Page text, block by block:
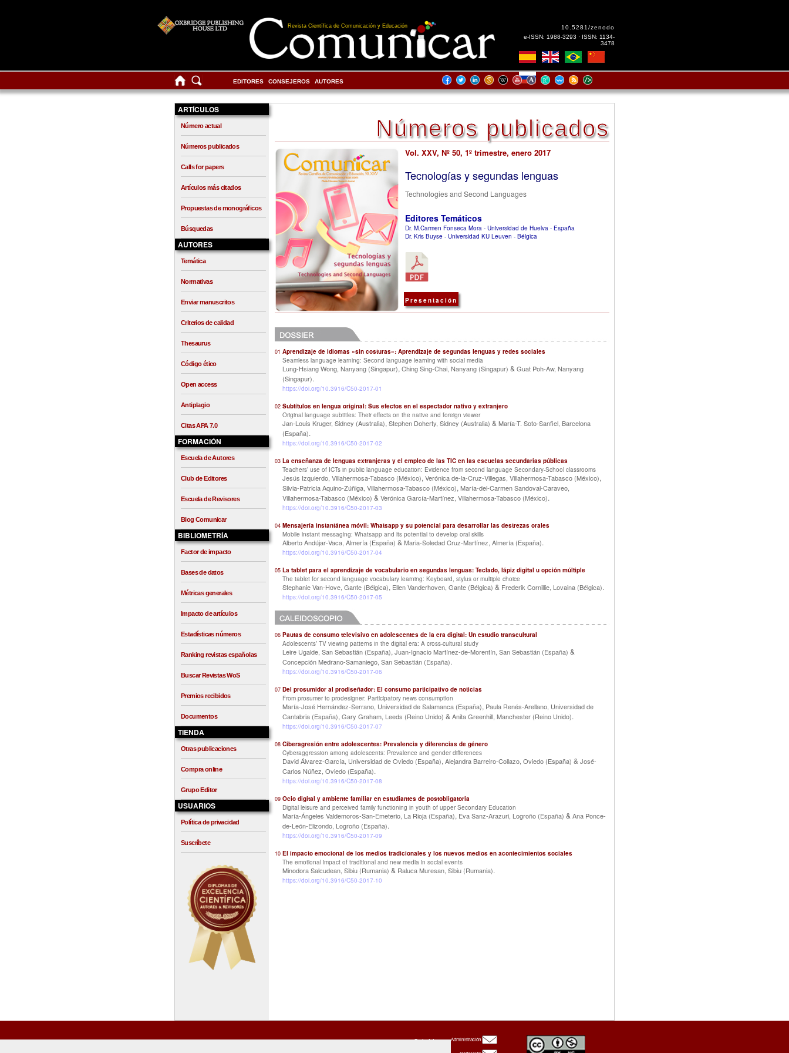
Revista Científica de Comunicación y Educación
10.5281/zenodo
e-ISSN: 1988-3293 · ISSN: 1134-
3478
EDITORES CONSEJEROS AUTORES
ARTÍCULOS
Número actual
Números publicados
Calls for papers
Artículos más citados
Propuestas de monográficos
Búsquedas
AUTORES
Temática
Normativas
Enviar manuscritos
Criterios de calidad
Thesaurus
Código ético
Open access
Antiplagio
Citas APA 7.0
FORMACIÓN
Escuela de Autores
Club de Editores
Escuela de Revisores
Blog Comunicar
BIBLIOMETRÍA
Factor de impacto
Bases de datos
Métricas generales
Impacto de artículos
Estadísticas números
Ranking revistas españolas
Buscar Revistas WoS
Premios recibidos
Documentos
TIENDA
Otras publicaciones
Compra online
Grupo Editor
USUARIOS
Política de privacidad
Suscríbete
Números publicados
Vol. XXV, Nº 50, 1º trimestre, enero 2017
Tecnologías y segundas lenguas
Technologies and Second Languages
Editores Temáticos
Dr. M.Carmen Fonseca Mora - Universidad de Huelva - España
Dr. Kris Buyse - Universidad KU Leuven - Bélgica
Presentación
01 Aprendizaje de idiomas «sin costuras»: Aprendizaje de segundas lenguas y redes sociales
Seamless language learning: Second language learning with social media
Lung-Hsiang Wong, Nanyang (Singapur), Ching Sing-Chai, Nanyang (Singapur) & Guat Poh-Aw, Nanyang
(Singapur).
https://doi.org/10.3916/C50-2017-01
02 Subtítulos en lengua original: Sus efectos en el espectador nativo y extranjero
Original language subtitles: Their effects on the native and foreign viewer
Jan-Louis Kruger, Sidney (Australia), Stephen Doherty, Sidney (Australia) & María-T. Soto-Sanfiel, Barcelona
(España).
https://doi.org/10.3916/C50-2017-02
03 La enseñanza de lenguas extranjeras y el empleo de las TIC en las escuelas secundarias públicas
Teachers’ use of ICTs in public language education: Evidence from second language Secondary-School classrooms
Jesús Izquierdo, Villahermosa-Tabasco (México), Verónica de-la-Cruz-Villegas, Villahermosa-Tabasco (México),
Silvia-Patricia Aquino-Zúñiga, Villahermosa-Tabasco (México), María-del-Carmen Sandoval-Caraveo,
Villahermosa-Tabasco (México) & Verónica García-Martínez, Villahermosa-Tabasco (México).
https://doi.org/10.3916/C50-2017-03
04 Mensajería instantánea móvil: Whatsapp y su potencial para desarrollar las destrezas orales
Mobile instant messaging: Whatsapp and its potential to develop oral skills
Alberto Andújar-Vaca, Almería (España) & Maria-Soledad Cruz-Martínez, Almería (España).
https://doi.org/10.3916/C50-2017-04
05 La tablet para el aprendizaje de vocabulario en segundas lenguas: Teclado, lápiz digital u opción múltiple
The tablet for second language vocabulary learning: Keyboard, stylus or multiple choice
Stephanie Van-Hove, Gante (Bélgica), Ellen Vanderhoven, Gante (Bélgica) & Frederik Cornillie, Lovaina (Bélgica).
https://doi.org/10.3916/C50-2017-05
06 Pautas de consumo televisivo en adolescentes de la era digital: Un estudio transcultural
Adolescents’ TV viewing patterns in the digital era: A cross-cultural study
Leire Ugalde, San Sebastián (España), Juan-Ignacio Martínez-de-Morentín, San Sebastián (España) &
Concepción Medrano-Samaniego, San Sebastián (España).
https://doi.org/10.3916/C50-2017-06
07 Del prosumidor al prodiseñador: El consumo participativo de noticias
From prosumer to prodesigner: Participatory news consumption
María-José Hernández-Serrano, Universidad de Salamanca (España), Paula Renés-Arellano, Universidad de
Cantabria (España), Gary Graham, Leeds (Reino Unido) & Anita Greenhill, Manchester (Reino Unido).
https://doi.org/10.3916/C50-2017-07
08 Ciberagresión entre adolescentes: Prevalencia y diferencias de género
Cyberaggression among adolescents: Prevalence and gender differences
David Álvarez-García, Universidad de Oviedo (España), Alejandra Barreiro-Collazo, Oviedo (España) & José-
Carlos Núñez, Oviedo (España).
https://doi.org/10.3916/C50-2017-08
09 Ocio digital y ambiente familiar en estudiantes de postobligatoria
Digital leisure and perceived family functioning in youth of upper Secondary Education
María-Ángeles Valdemoros-San-Emeterio, La Rioja (España), Eva Sanz-Arazuri, Logroño (España) & Ana Ponce-
de-León-Elizondo, Logroño (España).
https://doi.org/10.3916/C50-2017-09
10 El impacto emocional de los medios tradicionales y los nuevos medios en acontecimientos sociales
The emotional impact of traditional and new media in social events
Minodora Salcudean, Sibiu (Rumania) & Raluca Muresan, Sibiu (Rumania).
https://doi.org/10.3916/C50-2017-10
Oxbridge Administración